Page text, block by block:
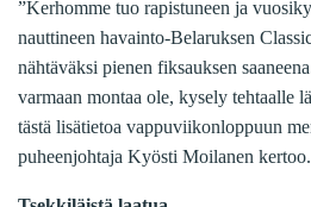
”Kerhomme tuo rapistuneen ja
nauttineen havainto-Belaruksen
nähtäväksi pienen fiksauksen
varmaan montaa ole, kysely tehtaalle
tästä lisätietoa vappuviikonloppuun
puheenjohtaja Kyösti Moilanen kertoo.